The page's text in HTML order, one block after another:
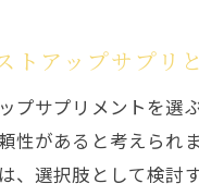
トアップサプリ
プサプリメントを
性があると考えら
、選択肢として検討